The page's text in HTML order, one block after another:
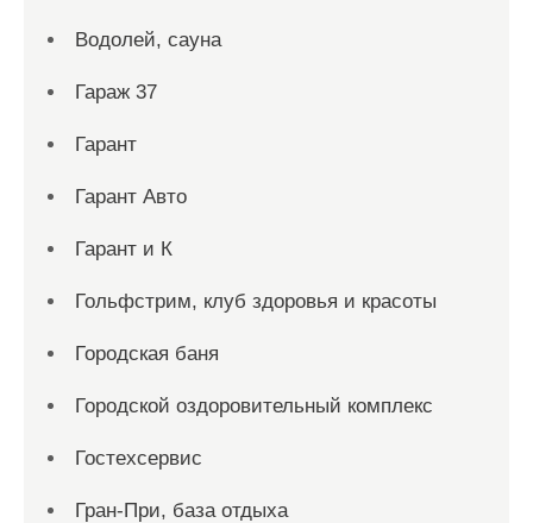
Водолей, сауна
Гараж 37
Гарант
Гарант Авто
Гарант и К
Гольфстрим, клуб здоровья и красоты
Городская баня
Городской оздоровительный комплекс
Гостехсервис
Гран-При, база отдыха